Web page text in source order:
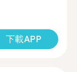
下載APP